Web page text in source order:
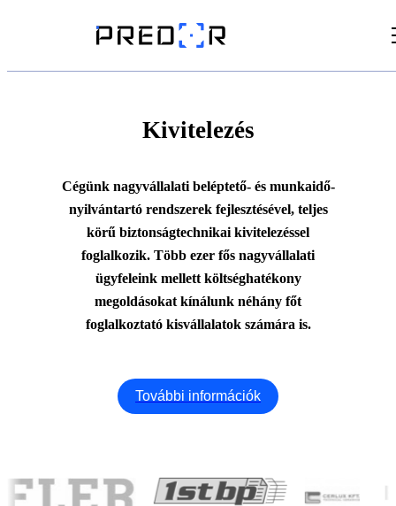
Videók
Dokumentumtár
Kivitelezés
Cégünk nagyvállalati beléptető- és munkaidő-
nyilvántartó rendszerek fejlesztésével, teljes
körű biztonságtechnikai kivitelezéssel
foglalkozik. Több ezer fős nagyvállalati
ügyfeleink mellett költséghatékony
megoldásokat kínálunk néhány főt
foglalkoztató kisvállalatok számára is.
További információk